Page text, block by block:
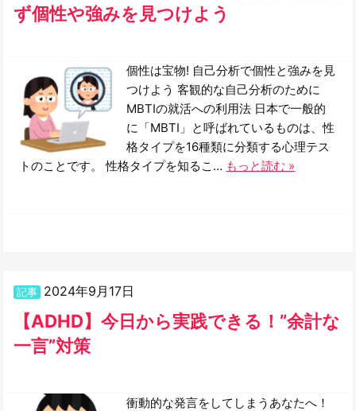
ず個性や強みを見つけよう
個性は宝物! 自己分析で個性と強みを見
つけよう 客観的な自己分析のために
MBTIの就活への利用法 日本で一般的
に「MBTI」と呼ばれているものは、性
格タイプを16種類に分類する心理テス
トのことです。 性格タイプを知るこ… もっと読む »
記事 2024年9月17日
【ADHD】今日から実践できる！”余計な
一言”対策
衝動的な発言をしてしまうあなたへ！